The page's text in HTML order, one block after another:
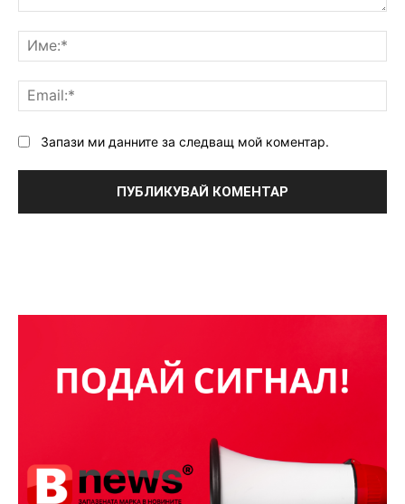
Запази ми данните за следващ мой коментар.